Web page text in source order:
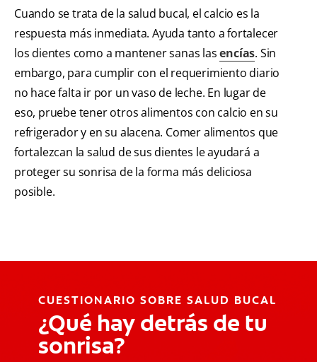
Cuando se trata de la salud bucal, el calcio es la
respuesta más inmediata. Ayuda tanto a fortalecer
los dientes como a mantener sanas lasencías. Sin
embargo, para cumplir con el requerimiento diario
no hace falta ir por un vaso de leche. En lugar de
eso, pruebe tener otros alimentos con calcio en su
refrigerador y en su alacena. Comer alimentos que
fortalezcan la salud de sus dientes le ayudará a
proteger su sonrisa de la forma más deliciosa
posible.
CUESTIONARIO SOBRE SALUD BUCAL
¿Qué hay detrás de tu
sonrisa?